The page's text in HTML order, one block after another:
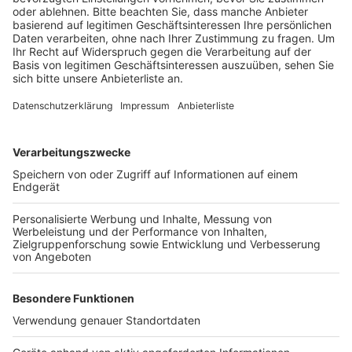
Anzeige
Möglich gemacht haben die neuen Spielgeräte neben
Bürgergemeinschaft 1949 Brühl-Vochem und eine
pünktlich zu ende des ersten Schultages wird die
Spielfläche von Brühls Bürgermeister Dieter Freytag
offiziell an die Kinder in Vochem übergeben.
Anzeige